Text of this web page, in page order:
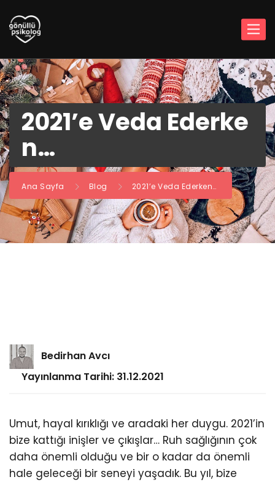
2021’e Veda Ederke
n…
Ana Sayfa Blog 2021’e Veda Ederken…
Bedirhan Avcı
Yayınlanma Tarihi: 31.12.2021
Umut, hayal kırıklığı ve aradaki her duygu. 2021’in
bize kattığı inişler ve çıkışlar… Ruh sağlığının çok
daha önemli olduğu ve bir o kadar da önemli
hale geleceği bir seneyi yaşadık. Bu yıl, bize